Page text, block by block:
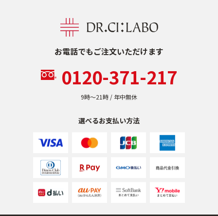
お電話でもご注文いただけます
0120-371-217
9時〜21時 / 年中無休
選べるお支払い方法